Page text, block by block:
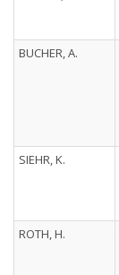
BUCHER, A.
SIEHR, K.
ROTH, H.